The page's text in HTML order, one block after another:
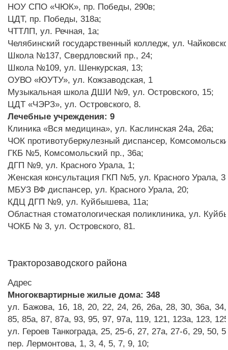
НОУ СПО «ЧЮК», пр. Победы, 290в;
ЦДТ, пр. Победы, 318а;
ЧТТЛП, ул. Речная, 1а;
Челябинский государственный колледж, ул.
Школа №137, Свердловский пр., 24;
Школа №109, ул. Шенкурская, 13;
ОУВО «ЮУТУ», ул. Кожзаводская, 1
Музыкальная школа ДШИ №9, ул. Островского, 15;
ЦДТ «ЧЭРЗ», ул. Островского, 8.
Лечебные учреждения: 9
Клиника «Вся медицина», ул. Каслинская 24а, 26а;
ЧОК противотуберкулезный диспансер,
ГКБ №5, Комсомольский пр., 36а;
ДГП №9, ул. Красного Урала, 1;
Женская консультация ГКП №5, ул. Красного Урала, 3;
МБУЗ ВФ диспансер, ул. Красного Урала, 20;
КДЦ ДГП №9, ул. Куйбышева, 11а;
Областная стоматологическая поликлиника, ул.
ЧОКБ № 3, ул. Островского, 81.
Тракторозаводского района
Адрес
Многоквартирные жилые дома: 348
ул. Бажова, 16, 18, 20, 22, 24, 26, 26а, 28, 30, 36а,
85, 85а, 87, 87а, 93, 95, 97, 97а, 119, 121, 123а, 123,
ул. Героев Танкограда, 25, 25-б, 27, 27а, 27-б, 29, 50,
пер. Лермонтова, 1, 3, 4, 5, 7, 9, 10;